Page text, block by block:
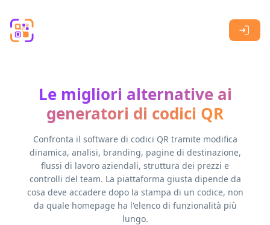
Le migliori alternative ai
generatori di codici QR
Confronta il software di codici QR tramite modifica
dinamica, analisi, branding, pagine di destinazione,
flussi di lavoro aziendali, struttura dei prezzi e
controlli del team. La piattaforma giusta dipende da
cosa deve accadere dopo la stampa di un codice, non
da quale homepage ha l'elenco di funzionalità più
lungo.